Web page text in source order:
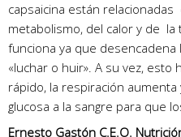
capsaicina están
metabolismo, del calor y de
funciona ya que
«luchar o huir». A su vez, esto
rápido, la respiración
glucosa a la sangre para que
Ernesto Gastón C.E.O.